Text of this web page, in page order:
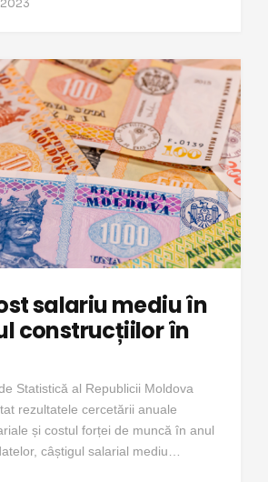
salariu mediu în
construcțiilor în
Statistică al Republicii Moldova
rezultatele cercetării anuale
și costul forței de muncă în anul
câștigul salarial mediu…